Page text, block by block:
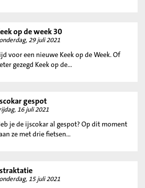
op de week 30
29 juli 2021
voor een nieuwe Keek op de Week. Of
gezegd Keek op de...
gespot
16 juli 2021
je de ijscokar al gespot? Op dit moment
ze met drie fietsen...
15 juli 2021